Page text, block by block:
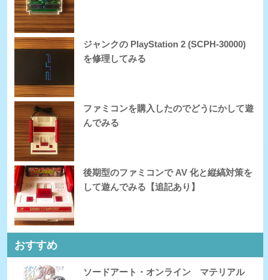
ジャンクの PlayStation 2 (SCPH-30000)
を修理してみる
ファミコンを購入したのでどうにかして遊
んでみる
後期型のファミコンで AV 化と縦縞対策を
して遊んでみる【追記あり】
おすすめ
ソードアート・オンライン マテリアル